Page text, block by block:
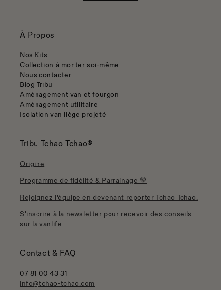
À Propos
Nos Kits
Collection à monter soi-même
Nous contacter
Blog Tribu
Aménagement van et fourgon
Aménagement utilitaire
Isolation van liège projeté
Tribu Tchao Tchao®
Origine
Programme de fidélité & Parrainage 💚
Rejoignez l'équipe en devenant reporter Tchao Tchao.
S'inscrire à la newsletter pour recevoir des conseils
sur la vanlife
Contact & FAQ
07 81 00 43 31
info@tchao-tchao.com